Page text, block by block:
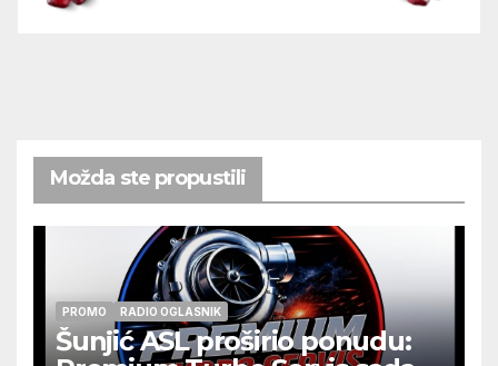
Možda ste propustili
PROMO RADIO OGLASNIK
Šunjić ASL proširio ponudu: